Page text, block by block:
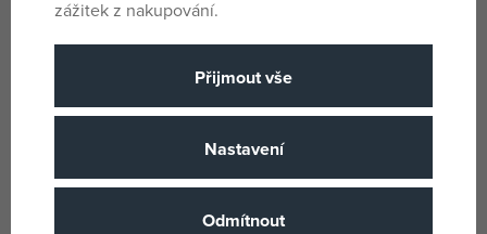
Materiál
Název podskupiny zboži
zážitek z nakupování.
Přijmout vše
Nastavení
Odmítnout